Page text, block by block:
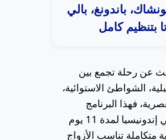
باندونغ، بالي
بتنظيم كامل
عن رحلة تجمع بين
الشواطئ الاستوائية،
فهذا البرنامج
السياحي في إندونيسيا لمدة 11 يوم
متكاملة تناسب الأزواج